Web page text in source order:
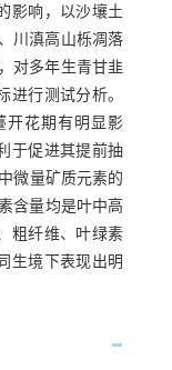
影响，以沙壤土
川滇高山栎凋落
对多年生青甘韭
进行测试分析。
开花期有明显影
于促进其提前抽
微量矿质元素的
含量均是叶中高
粗纤维、叶绿素
生境下表现出明